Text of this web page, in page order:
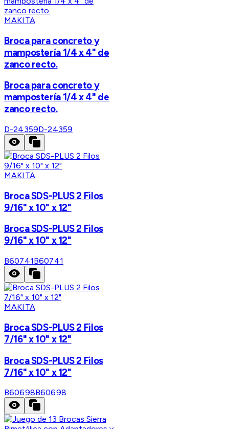
MAKITA
Broca para concreto y
mampostería 1/4 x 4" de
zanco recto.
Broca para concreto y
mampostería 1/4 x 4" de
zanco recto.
D-24359D-24359
MAKITA
Broca SDS-PLUS 2 Filos
9/16" x 10" x 12"
Broca SDS-PLUS 2 Filos
9/16" x 10" x 12"
B60741B60741
MAKITA
Broca SDS-PLUS 2 Filos
7/16" x 10" x 12"
Broca SDS-PLUS 2 Filos
7/16" x 10" x 12"
B60698B60698